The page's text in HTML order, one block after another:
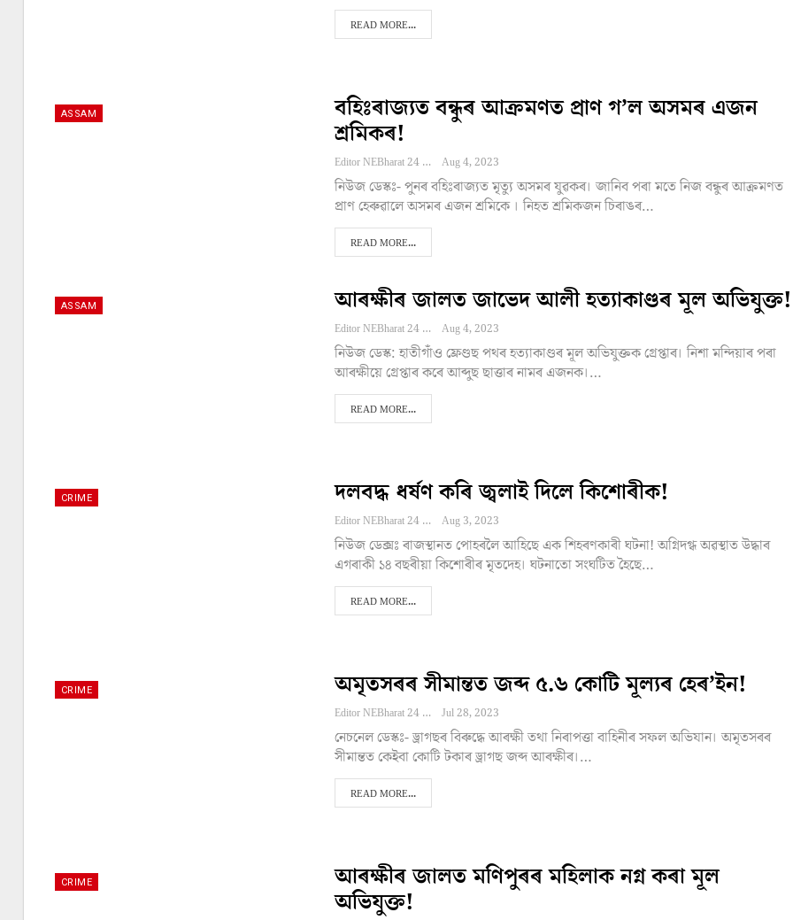
READ MORE...
ASSAM
বহিঃৰাজ্যত বন্ধুৰ আক্ৰমণত প্ৰাণ গ’ল অসমৰ এজন
শ্ৰমিকৰ!
Editor NEBharat 24 Aug 4, 2023
নিউজ ডেস্কঃ- পুনৰ বহিঃৰাজ্যত মৃত্যু অসমৰ যুৱকৰ। জানিব পৰা মতে নিজ বন্ধুৰ আক্ৰমণত
প্ৰাণ হেৰুৱালে অসমৰ এজন শ্ৰমিকে । নিহত শ্ৰমিকজন চিৰাঙৰ…
READ MORE...
ASSAM আৰক্ষীৰ জালত জাভেদ আলী হত্যাকাণ্ডৰ মূল অভিযুক্ত!
Editor NEBharat 24 Aug 4, 2023
নিউজ ডেস্ক: হাতীগাঁও ফ্ৰেণ্ডছ পথৰ হত্যাকাণ্ডৰ মূল অভিযুক্তক গ্ৰেপ্তাৰ। নিশা মন্দিয়াৰ পৰা
আৰক্ষীয়ে গ্ৰেপ্তাৰ কৰে আব্দুছ ছাত্তাৰ নামৰ এজনক।…
READ MORE...
CRIME দলবদ্ধ ধৰ্ষণ কৰি জ্বলাই দিলে কিশোৰীক!
Editor NEBharat 24 Aug 3, 2023
নিউজ ডেক্সঃ ৰাজস্থানত পোহৰলৈ আহিছে এক শিহৰণকাৰী ঘটনা! অগ্নিদগ্ধ অৱস্থাত উদ্ধাৰ
এগৰাকী ১৪ বছৰীয়া কিশোৰীৰ মৃতদেহ। ঘটনাতো সংঘটিত হৈছে…
READ MORE...
CRIME অমৃতসৰৰ সীমান্তত জব্দ ৫.৬ কোটি মূল্যৰ হেৰ’ইন!
Editor NEBharat 24 Jul 28, 2023
নেচনেল ডেস্কঃ- ড্ৰাগছৰ বিৰুদ্ধে আৰক্ষী তথা নিৰাপত্তা বাহিনীৰ সফল অভিযান। অমৃতসৰৰ
সীমান্তত কেইবা কোটি টকাৰ ড্ৰাগছ জব্দ আৰক্ষীৰ।…
READ MORE...
CRIME
আৰক্ষীৰ জালত মণিপুৰৰ মহিলাক নগ্ন কৰা মূল
অভিযুক্ত!